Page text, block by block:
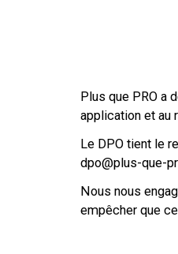
Plus que PRO a
application et au
Le DPO tient le
dpo@plus-que-
Nous nous
empêcher que